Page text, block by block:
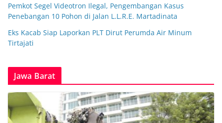
Pemkot Segel Videotron Ilegal, Pengembangan Kasus
Penebangan 10 Pohon di Jalan L.L.R.E. Martadinata
Eks Kacab Siap Laporkan PLT Dirut Perumda Air Minum
Tirtajati
Jawa Barat